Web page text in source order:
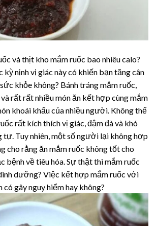
và thịt kho mắm ruốc bao nhiêu calo?
kỳ nịnh vị giác này có khiến bạn tăng cân
khỏe không? Bánh tráng mắm ruốc,
rất rất nhiều món ăn kết hợp cùng mắm
khoái khẩu của nhiều người. Không thể
rất kích thích vị giác, đậm đà và khó
Tuy nhiên, một số người lại không hợp
cho rằng ăn mắm ruốc không tốt cho
bệnh về tiêu hóa. Sự thật thì mắm ruốc
dưỡng? Việc kết hợp mắm ruốc với
gây nguy hiểm hay không?